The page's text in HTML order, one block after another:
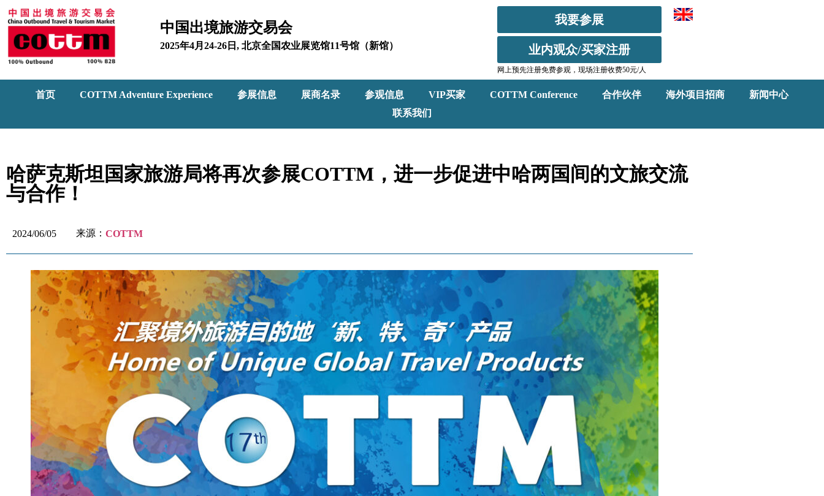
中国出境旅游交易会
2025年4月24-26日, 北京全国农业展览馆11号馆（新馆）
我要参展
业内观众/买家注册
网上预先注册免费参观，现场注册收费50元/人
首页 COTTM Adventure Experience 参展信息 展商名录 参观信息 VIP买家 COTTM Conference 合作伙伴 海外项目招商
新闻中心
联系我们
哈萨克斯坦国家旅游局将再次参展COTTM，进一步促进中哈两国间的文旅交流
与合作！
2024/06/05 来源： COTTM